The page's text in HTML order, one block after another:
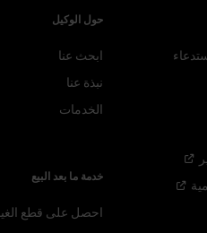
حول الوكيل
ابحث عنا
نبذة عنا
الخدمات
خدمة ما بعد البيع
احصل على قطع